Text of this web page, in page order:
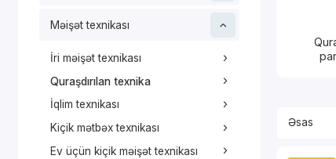
Məişət texnikası
İri məişət texnikası
Quraşdırılan texnika
İqlim texnikası
Kiçik mətbəx texnikası
Ev üçün kiçik məişət texnikası